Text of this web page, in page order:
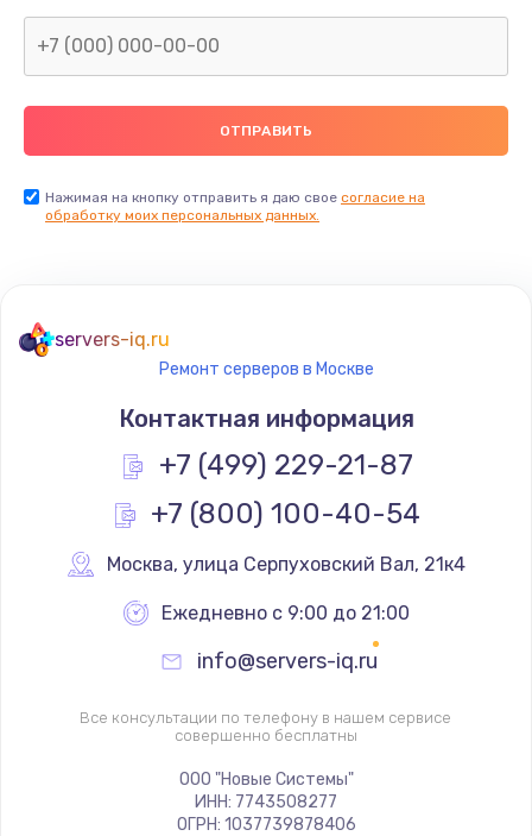
990 руб.
Заказать
Замена видеокарты
2045 руб.
Заказать
Ремонт разъема питания
Замена видеочипа
2745 руб.
Заказать
Настройка BIOS
995 руб.
Нажимая на кнопку отправить я даю свое согласие на
обработку моих персональных данных.
servers-iq.ru
Ремонт серверов в Москве
Контактная информация
+7 (499) 229-21-87
+7 (800) 100-40-54
Москва, улица Серпуховский Вал, 21к4
Ежедневно с 9:00 до 21:00
info@servers-iq.ru
Все консультации по телефону в нашем сервисе
совершенно бесплатны
ООО "Новые Системы"
ИНН: 7743508277
ОГРН: 1037739878406